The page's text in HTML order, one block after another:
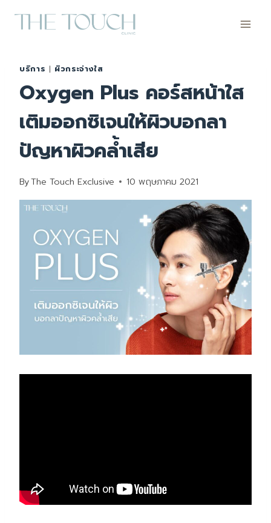
บริการ | ผิวกระจ่างใส
Oxygen Plus คอร์สหน้าใส
เติมออกซิเจนให้ผิวบอกลา
ปัญหาผิวคล้ำเสีย
ByThe Touch Exclusive 10 พฤษภาคม 2021